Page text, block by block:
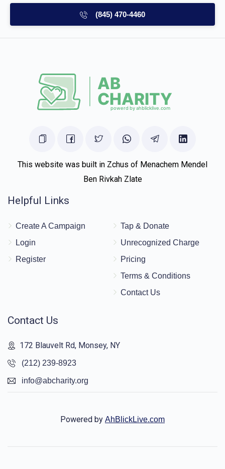
5 months ago $10.00
(845) 470-4460
This website was built in Zchus of Menachem Mendel
Ben Rivkah Zlate
Helpful Links
Create A Campaign
Login
Register
Tap & Donate
Unrecognized Charge
Pricing
Terms & Conditions
Contact Us
Contact Us
172 Blauvelt Rd, Monsey, NY
(212) 239-8923
info@abcharity.org
Powered by AhBlickLive.com